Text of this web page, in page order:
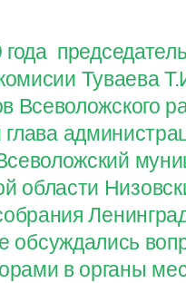
Туваева
Всеволожского
глава
области
обсуждались
в органы